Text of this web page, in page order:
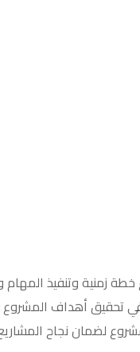
خطة زمنية وتنفيذ
تحقيق أهداف
لضمان نجاح